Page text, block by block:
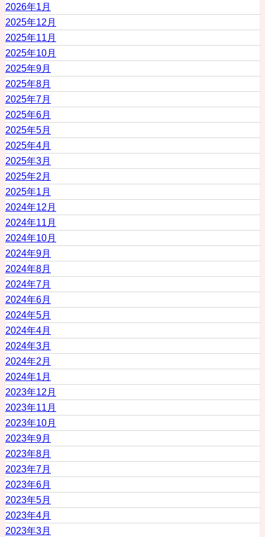
2026年1月
2025年12月
2025年11月
2025年10月
2025年9月
2025年8月
2025年7月
2025年6月
2025年5月
2025年4月
2025年3月
2025年2月
2025年1月
2024年12月
2024年11月
2024年10月
2024年9月
2024年8月
2024年7月
2024年6月
2024年5月
2024年4月
2024年3月
2024年2月
2024年1月
2023年12月
2023年11月
2023年10月
2023年9月
2023年8月
2023年7月
2023年6月
2023年5月
2023年4月
2023年3月